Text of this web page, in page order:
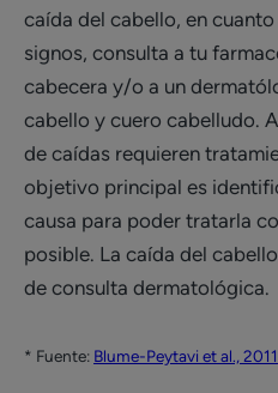
caída del cabello, en
signos, consulta a tu
cabecera y/o a un
cabello y cuero cabelludo.
de caídas requieren
objetivo principal es
causa para poder tratarla
posible. La caída del
de consulta dermatológica.
* Fuente: Blume-Peytavi et al., 2011